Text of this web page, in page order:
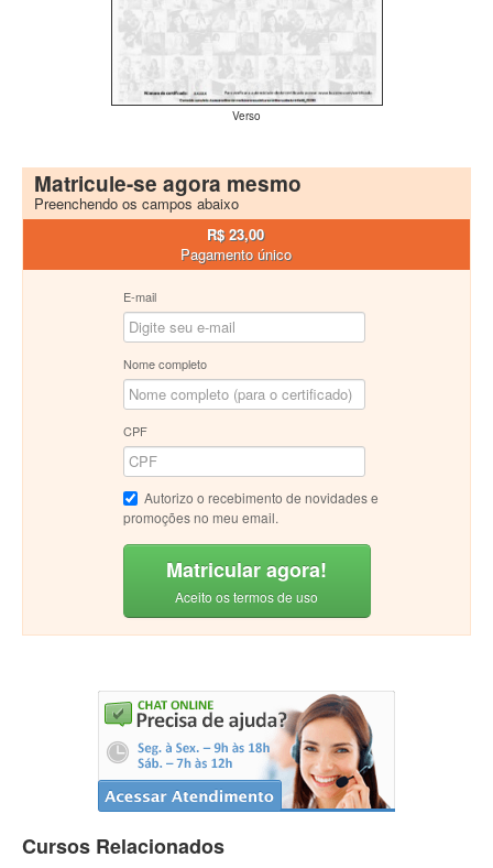
Verso
Matricule-se agora mesmo
Preenchendo os campos abaixo
R$ 23,00
Pagamento único
E-mail
Nome completo
CPF
Autorizo o recebimento de novidades e
promoções no meu email.
Matricular agora!
Aceito os termos de uso
Cursos Relacionados